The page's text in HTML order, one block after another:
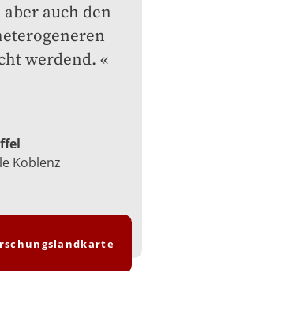
auch den
werdend.
Koblenz